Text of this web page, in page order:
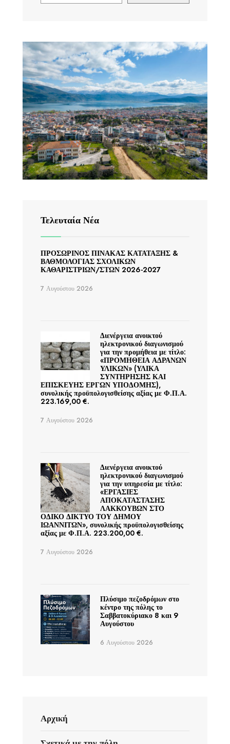
Τελευταία Νέα
ΠΡΟΣΩΡΙΝΟΣ ΠΙΝΑΚΑΣ ΚΑΤΑΤΑΞΗΣ &
ΒΑΘΜΟΛΟΓΙΑΣ ΣΧΟΛΙΚΩΝ
ΚΑΘΑΡΙΣΤΡΙΩΝ/ΣΤΩΝ 2026-2027
7 Αυγούστου 2026
Διενέργεια ανοικτού
ηλεκτρονικού διαγωνισμού
για την προμήθεια με τίτλο:
«ΠΡΟΜΗΘΕΙΑ ΑΔΡΑΝΩΝ
ΥΛΙΚΩΝ» (ΥΛΙΚΑ
ΣΥΝΤΗΡΗΣΗΣ ΚΑΙ
ΕΠΙΣΚΕΥΗΣ ΕΡΓΩΝ ΥΠΟΔΟΜΗΣ),
συνολικής προϋπολογισθείσης αξίας με Φ.Π.Α.
223.169,00 €.
7 Αυγούστου 2026
Διενέργεια ανοικτού
ηλεκτρονικού διαγωνισμού
για την υπηρεσία με τίτλο:
«ΕΡΓΑΣΙΕΣ
ΑΠΟΚΑΤΑΣΤΑΣΗΣ
ΛΑΚΚΟΥΒΩΝ ΣΤΟ
ΟΔΙΚΟ ΔΙΚΤΥΟ ΤΟΥ ΔΗΜΟΥ
ΙΩΑΝΝΙΤΩΝ», συνολικής προϋπολογισθείσης
αξίας με Φ.Π.Α. 223.200,00 €.
7 Αυγούστου 2026
Πλύσιμο πεζοδρόμων στο
κέντρο της πόλης το
Σαββατοκύριακο 8 και 9
Αυγούστου
6 Αυγούστου 2026
Αρχική